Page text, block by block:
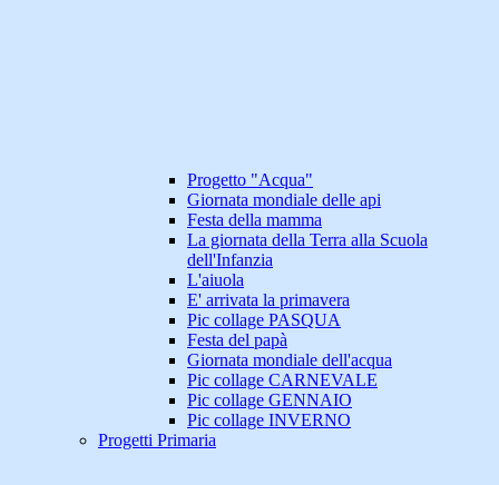
Progetto "Acqua"
Giornata mondiale delle api
Festa della mamma
La giornata della Terra alla Scuola
dell'Infanzia
L'aiuola
E' arrivata la primavera
Pic collage PASQUA
Festa del papà
Giornata mondiale dell'acqua
Pic collage CARNEVALE
Pic collage GENNAIO
Pic collage INVERNO
Progetti Primaria